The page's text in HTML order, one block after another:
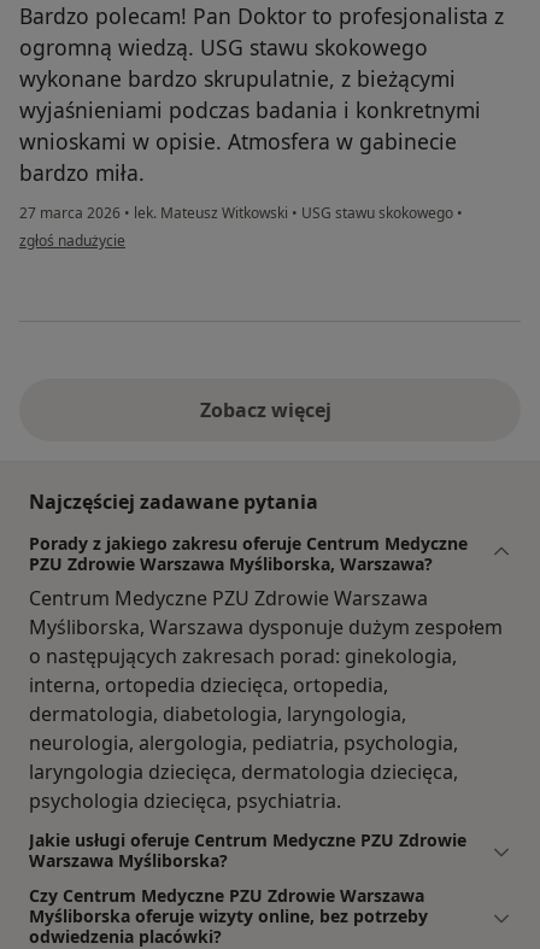
Bardzo polecam! Pan Doktor to profesjonalista z
ogromną wiedzą. USG stawu skokowego
wykonane bardzo skrupulatnie, z bieżącymi
wyjaśnieniami podczas badania i konkretnymi
wnioskami w opisie. Atmosfera w gabinecie
bardzo miła.
27 marca 2026 • lek. Mateusz Witkowski • USG stawu skokowego •
w opinii użytkownika EG
zgłoś nadużycie
Zobacz więcej
Najczęściej zadawane pytania
Porady z jakiego zakresu oferuje Centrum Medyczne
PZU Zdrowie Warszawa Myśliborska, Warszawa?
Centrum Medyczne PZU Zdrowie Warszawa
Myśliborska, Warszawa dysponuje dużym zespołem
o następujących zakresach porad: ginekologia,
interna, ortopedia dziecięca, ortopedia,
dermatologia, diabetologia, laryngologia,
neurologia, alergologia, pediatria, psychologia,
laryngologia dziecięca, dermatologia dziecięca,
psychologia dziecięca, psychiatria.
Jakie usługi oferuje Centrum Medyczne PZU Zdrowie
Warszawa Myśliborska?
Czy Centrum Medyczne PZU Zdrowie Warszawa
Myśliborska oferuje wizyty online, bez potrzeby
odwiedzenia placówki?